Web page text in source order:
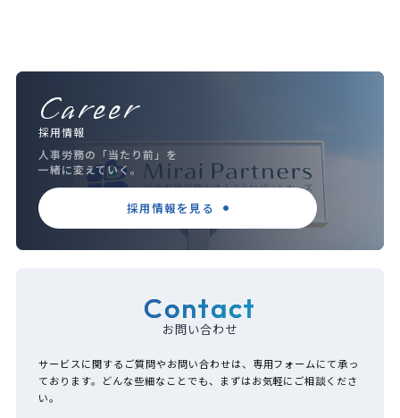
Career
採用情報
人事労務の「当たり前」を
一緒に変えていく。
採用情報を見る
Contact
お問い合わせ
サービスに関するご質問やお問い合わせは、専用フォームにて承っ
ております。どんな些細なことでも、まずはお気軽にご相談くださ
い。